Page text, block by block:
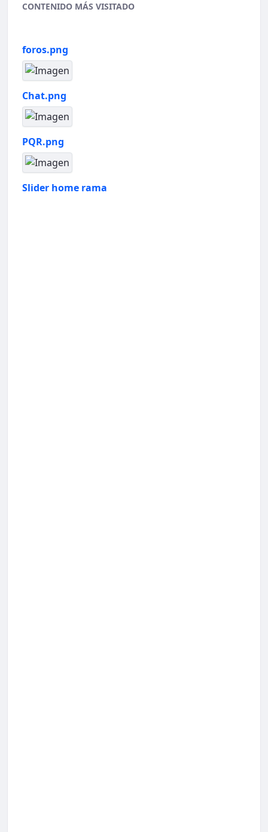
CONTENIDO MÁS VISITADO
foros.png
Chat.png
PQR.png
Slider home rama